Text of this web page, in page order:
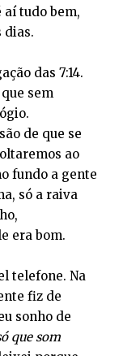
tudo bem,
dias.
das 7:14.
sem
de que se
ao
fundo a gente
só a raiva
era bom.
telefone. Na
fiz de
sonho de
que som